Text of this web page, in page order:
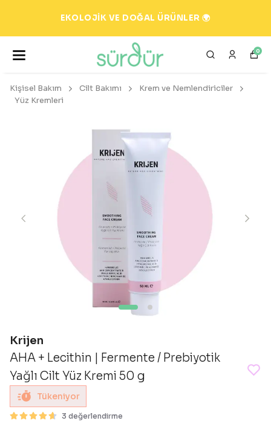
EKOLOJİK VE DOĞAL ÜRÜNLER 🌍
0
Kişisel Bakım Cilt Bakımı
Krem ve Nemlendiriciler
Yüz Kremleri
Krijen
AHA + Lecithin | Fermente / Prebiyotik
Yağlı Cilt Yüz Kremi 50 g
Tükeniyor
3 değerlendirme